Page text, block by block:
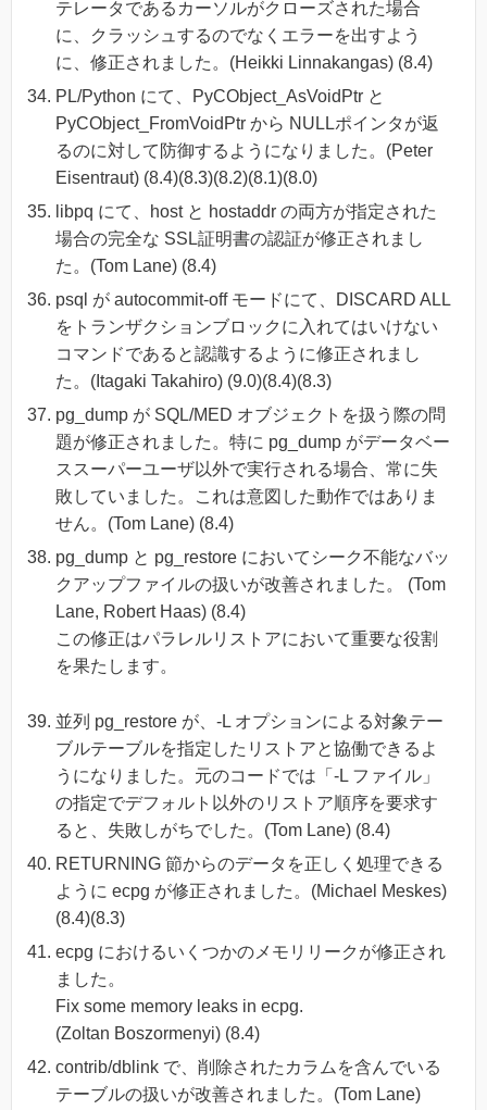
テレータであるカーソルがクローズされた場合
に、クラッシュするのでなくエラーを出すよう
に、修正されました。(Heikki Linnakangas) (8.4)
PL/Python にて、PyCObject_AsVoidPtr と
PyCObject_FromVoidPtr から NULLポインタが返
るのに対して防御するようになりました。(Peter
Eisentraut) (8.4)(8.3)(8.2)(8.1)(8.0)
libpq にて、host と hostaddr の両方が指定された
場合の完全な SSL証明書の認証が修正されまし
た。(Tom Lane) (8.4)
psql が autocommit-off モードにて、DISCARD ALL
をトランザクションブロックに入れてはいけない
コマンドであると認識するように修正されまし
た。(Itagaki Takahiro) (9.0)(8.4)(8.3)
pg_dump が SQL/MED オブジェクトを扱う際の問
題が修正されました。特に pg_dump がデータベー
ススーパーユーザ以外で実行される場合、常に失
敗していました。これは意図した動作ではありま
せん。(Tom Lane) (8.4)
pg_dump と pg_restore においてシーク不能なバッ
クアップファイルの扱いが改善されました。 (Tom
Lane, Robert Haas) (8.4)
この修正はパラレルリストアにおいて重要な役割
を果たします。
並列 pg_restore が、-L オプションによる対象テー
ブルテーブルを指定したリストアと協働できるよ
うになりました。元のコードでは「-L ファイル」
の指定でデフォルト以外のリストア順序を要求す
ると、失敗しがちでした。(Tom Lane) (8.4)
RETURNING 節からのデータを正しく処理できる
ように ecpg が修正されました。(Michael Meskes)
(8.4)(8.3)
ecpg におけるいくつかのメモリリークが修正され
ました。
Fix some memory leaks in ecpg.
(Zoltan Boszormenyi) (8.4)
contrib/dblink で、削除されたカラムを含んでいる
テーブルの扱いが改善されました。(Tom Lane)